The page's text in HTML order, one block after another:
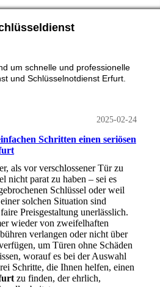
um schnelle und professionelle
und Schlüsselnotdienst Erfurt.
2025-02-24
Schritten einen seriösen
als vor verschlossener Tür zu
nicht parat zu haben – sei es
Schlüssel oder weil
solchen Situation sind
Preisgestaltung unerlässlich.
wieder von zweifelhaften
verlangen oder nicht über
um Türen ohne Schäden
worauf es bei der Auswahl
Schritte, die Ihnen helfen, einen
zu finden, der ehrlich,